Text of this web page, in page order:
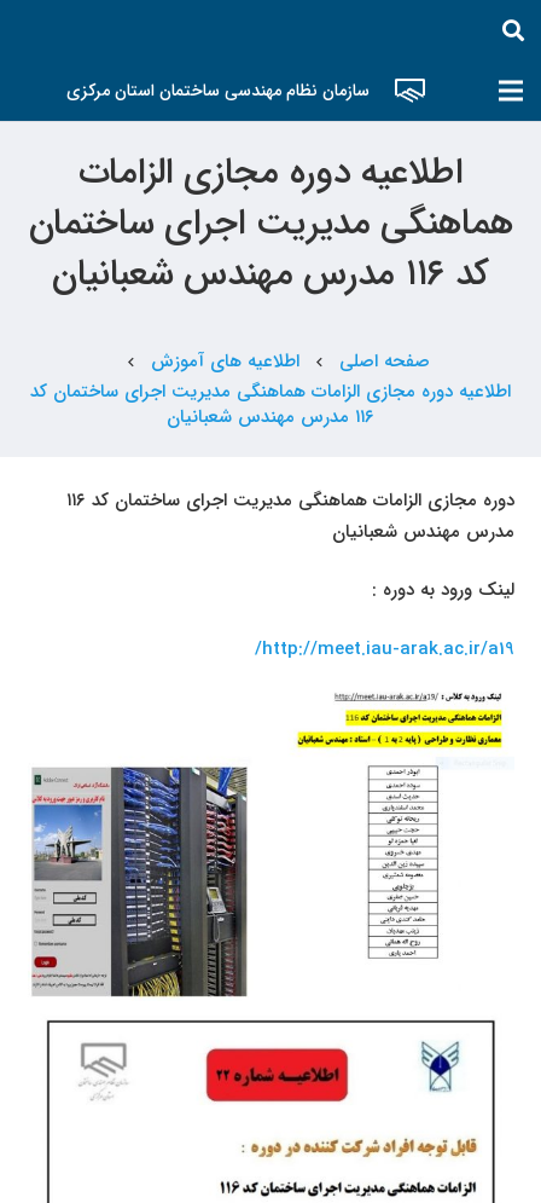
سازمان نظام مهندسی ساختمان استان مرکزی
اطلاعیه دوره مجازی الزامات
هماهنگی مدیریت اجرای ساختمان
کد ۱۱۶ مدرس مهندس شعبانیان
صفحه اصلی chevron_left اطلاعیه های آموزش chevron_left
اطلاعیه دوره مجازی الزامات هماهنگی مدیریت اجرای ساختمان کد
۱۱۶ مدرس مهندس شعبانیان
دوره مجازی الزامات هماهنگی مدیریت اجرای ساختمان کد ۱۱۶
مدرس مهندس شعبانیان
لینک ورود به دوره :
http://meet.iau-arak.ac.ir/a19
/